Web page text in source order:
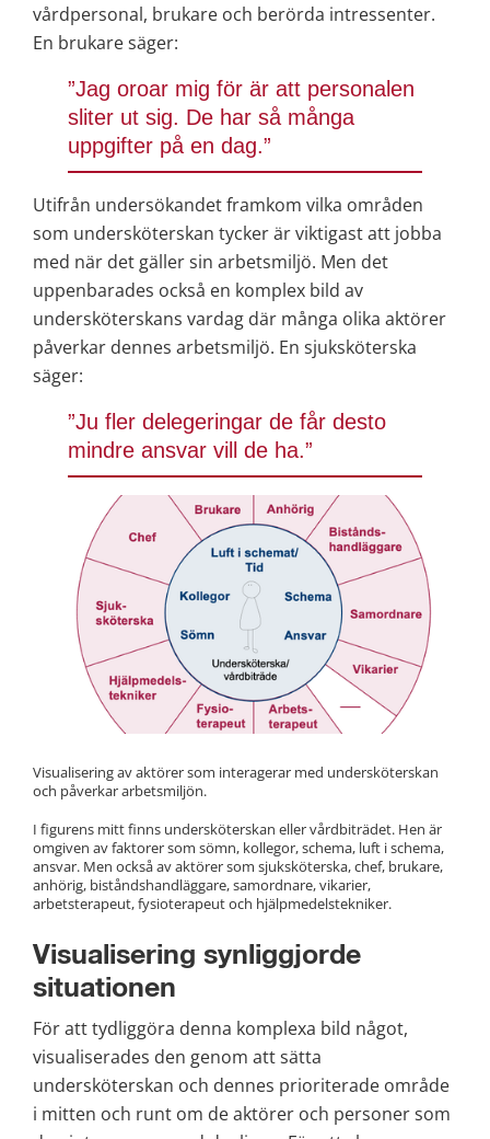
vårdpersonal, brukare och berörda intressenter.
En brukare säger:
”Jag oroar mig för är att personalen
sliter ut sig. De har så många
uppgifter på en dag.”
Utifrån undersökandet framkom vilka områden
som undersköterskan tycker är viktigast att jobba
med när det gäller sin arbetsmiljö. Men det
uppenbarades också en komplex bild av
undersköterskans vardag där många olika aktörer
påverkar dennes arbetsmiljö. En sjuksköterska
säger:
”Ju fler delegeringar de får desto
mindre ansvar vill de ha.”
Visualisering av aktörer som interagerar med undersköterskan
och påverkar arbetsmiljön.
I figurens mitt finns undersköterskan eller vårdbiträdet. Hen är
omgiven av faktorer som sömn, kollegor, schema, luft i schema,
ansvar. Men också av aktörer som sjuksköterska, chef, brukare,
anhörig, biståndshandläggare, samordnare, vikarier,
arbetsterapeut, fysioterapeut och hjälpmedelstekniker.
Visualisering synliggjorde
situationen
För att tydliggöra denna komplexa bild något,
visualiserades den genom att sätta
undersköterskan och dennes prioriterade område
i mitten och runt om de aktörer och personer som